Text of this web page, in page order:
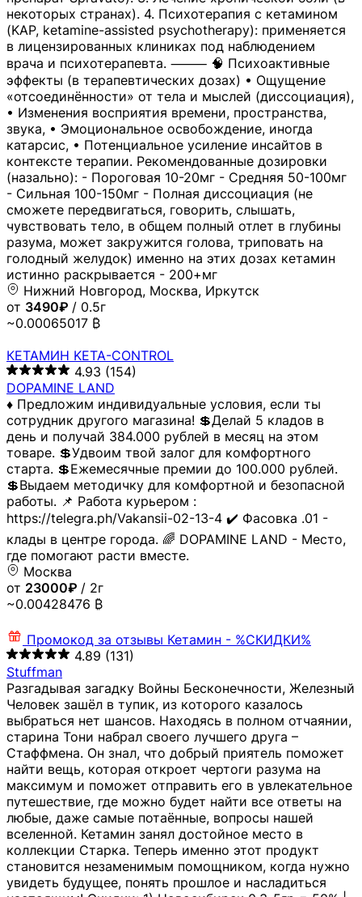
некоторых странах). 4. Психотерапия с кетамином
(KAP, ketamine-assisted psychotherapy): применяется
в лицензированных клиниках под наблюдением
врача и психотерапевта. ⸻ 🧠 Психоактивные
эффекты (в терапевтических дозах) • Ощущение
«отсоединённости» от тела и мыслей (диссоциация),
• Изменения восприятия времени, пространства,
звука, • Эмоциональное освобождение, иногда
катарсис, • Потенциальное усиление инсайтов в
контексте терапии. Рекомендованные дозировки
(назально): - Пороговая 10-20мг - Средняя 50-100мг
- Сильная 100-150мг - Полная диссоциация (не
сможете передвигаться, говорить, слышать,
чувствовать тело, в общем полный отлет в глубины
разума, может закружится голова, триповать на
голодный желудок) именно на этих дозах кетамин
истинно раскрывается - 200+мг
Нижний Новгород, Москва, Иркутск
от 3490₽ / 0.5г
~0.00065017 ₿
КЕТАМИН KETA-CONTROL
4.93 (154)
DOPAMINE LAND
♦️ Предложим индивидуальные условия, если ты
сотрудник другого магазина! 💲Делай 5 кладов в
день и получай 384.000 рублей в месяц на этом
товаре. 💲Удвоим твой залог для комфортного
старта. 💲Ежемесячные премии до 100.000 рублей.
💲Выдаем методичку для комфортной и безопасной
работы. 📌 Работа курьером :
https://telegra.ph/Vakansii-02-13-4 ✔️ Фасовка .01 -
клады в центре города. 🌈 DOPAMINE LAND - Место,
где помогают расти вместе.
Москва
от 23000₽ / 2г
~0.00428476 ₿
Промокод за отзывы Кетамин - %СКИДКИ%
4.89 (131)
Stuffman
Разгадывая загадку Войны Бесконечности, Железный
Человек зашёл в тупик, из которого казалось
выбраться нет шансов. Находясь в полном отчаянии,
старина Тони набрал своего лучшего друга –
Стаффмена. Он знал, что добрый приятель поможет
найти вещь, которая откроет чертоги разума на
максимум и поможет отправить его в увлекательное
путешествие, где можно будет найти все ответы на
любые, даже самые потаённые, вопросы нашей
вселенной. Кетамин занял достойное место в
коллекции Старка. Теперь именно этот продукт
становится незаменимым помощником, когда нужно
увидеть будущее, понять прошлое и насладиться